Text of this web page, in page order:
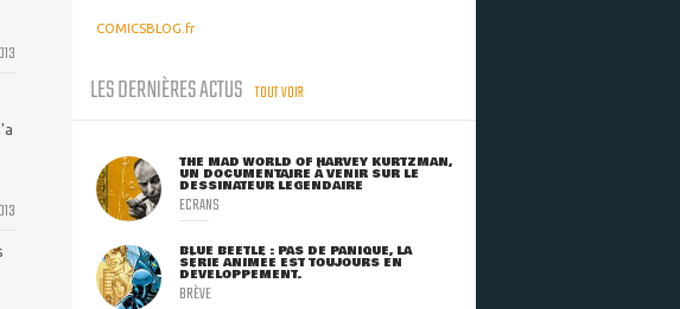
COMICSBLOG.fr
LES DERNIÈRES ACTUS TOUT VOIR
THE MAD WORLD OF HARVEY KURTZMAN,
UN DOCUMENTAIRE À VENIR SUR LE
DESSINATEUR LÉGENDAIRE
ECRANS
BLUE BEETLE : PAS DE PANIQUE, LA
SÉRIE ANIMÉE EST TOUJOURS EN
DÉVELOPPEMENT.
BRÈVE